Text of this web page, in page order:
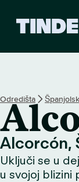
Odredišta
Alcorcón,
Uključi se u
u svojoj blizini